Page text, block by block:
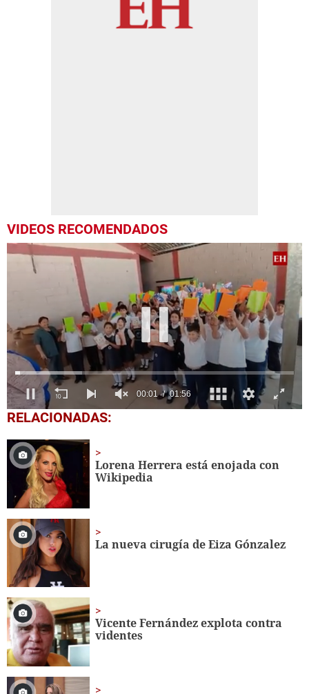
VIDEOS RECOMENDADOS
0
seconds
1
minute,
56
seconds
RELACIONADAS:
Lorena Herrera está enojada con
Wikipedia
La nueva cirugía de Eiza Gónzalez
Vicente Fernández explota contra
videntes